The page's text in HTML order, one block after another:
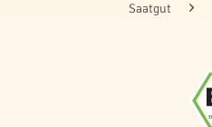
Saatgut